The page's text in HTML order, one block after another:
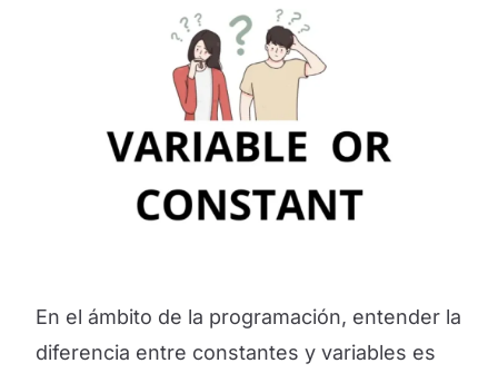
En el ámbito de la programación, entender la
diferencia entre constantes y variables es